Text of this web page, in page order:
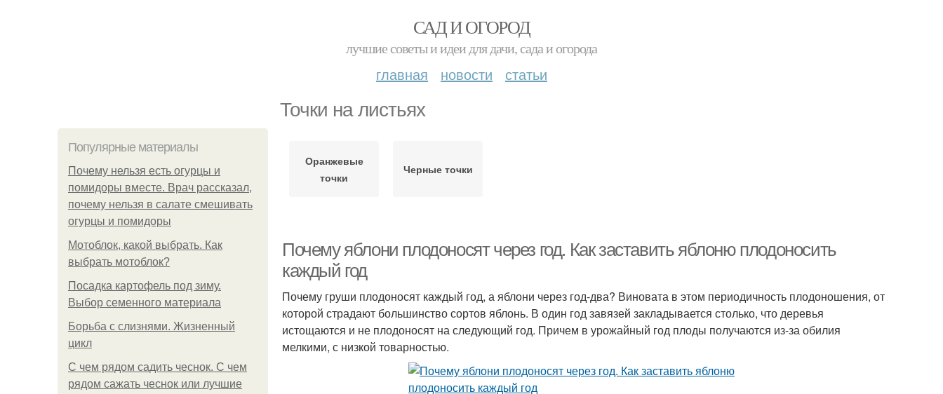
САД И ОГОРОД
лучшие советы и идеи для дачи, сада и огорода
главная новости статьи
Точки на листьях
Популярные материалы
Почему нельзя есть огурцы и
помидоры вместе. Врач рассказал,
почему нельзя в салате смешивать
огурцы и помидоры
Мотоблок, какой выбрать. Как
выбрать мотоблок?
Посадка картофель под зиму.
Выбор семенного материала
Борьба с слизнями. Жизненный
цикл
С чем рядом садить чеснок. С чем
рядом сажать чеснок или лучшие
Оранжевые
точки
Черные точки
Почему яблони плодоносят через год. Как заставить яблоню плодоносить
каждый год
Почему груши плодоносят каждый год, а яблони через год-два? Виновата в этом периодичность плодоношения, от
которой страдают большинство сортов яблонь. В один год завязей закладывается столько, что деревья
истощаются и не плодоносят на следующий год. Причем в урожайный год плоды получаются из-за обилия
мелкими, с низкой товарностью.